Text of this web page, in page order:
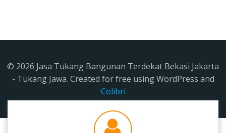
© 2026 Jasa Tukang Bangunan Terdekat Bekasi Jakarta
- Tukang Jawa. Created for free using WordPress and
Colibri